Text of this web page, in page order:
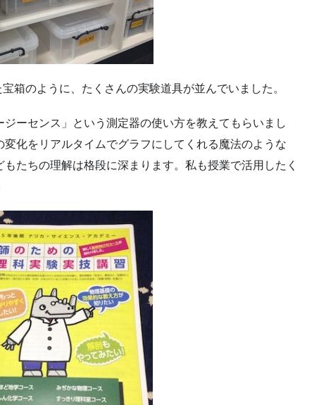
箱のように、たくさんの実験道具が並んでいました。
ーセンス」という測定器の使い方を教えてもらいまし
化をリアルタイムでグラフにしてくれる魔法のような
たちの理解は格段に深まります。私も授業で活用したく